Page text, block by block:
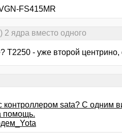
FS415MR
2 ядра вместо одного
T2250 - уже второй
контроллером sata? С одним
помощь.